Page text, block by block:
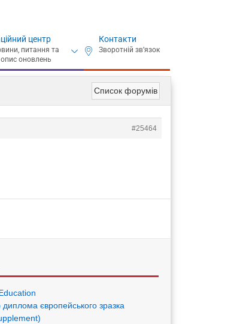
центр Контакти
Список форумів
#25464
диплома європейського зразка